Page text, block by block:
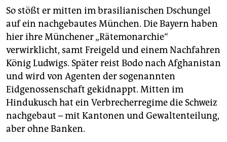
So stößt er mitten im brasilianischen Dschungel
auf ein nachgebautes München. Die Bayern haben
hier ihre Münchener „Rätemonarchie“
verwirklicht, samt Freigeld und einem Nachfahren
König Ludwigs. Später reist Bodo nach Afghanistan
und wird von Agenten der sogenannten
Eidgenossenschaft gekidnappt. Mitten im
Hindukusch hat ein Verbrecherregime die Schweiz
nachgebaut – mit Kantonen und Gewaltenteilung,
aber ohne Banken.